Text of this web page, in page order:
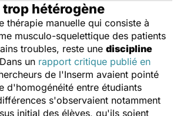
hétérogène
thérapie manuelle qui consiste à
musculo-squelettique des patients
troubles, reste une discipline
un rapport critique publié en
de l'Inserm avaient pointé
d'homogénéité entre étudiants
s'observaient notamment
initial des élèves, qu'ils soient